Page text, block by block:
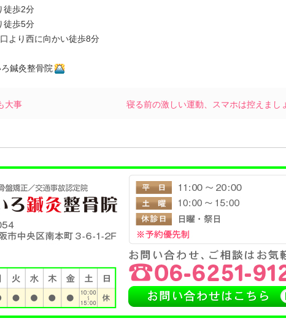
徒歩2分
徒歩5分
より西に向かい徒歩8分
鍼灸整骨院
寝る前の激しい運動、スマホは控えまし
大事